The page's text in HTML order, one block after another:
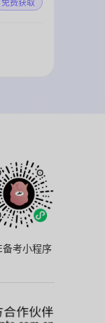
备考小程序